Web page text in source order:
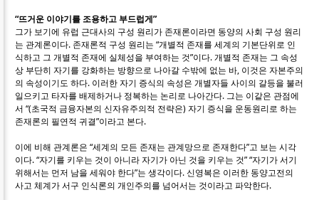
“뜨거운 이야기를 조용하고 부드럽게”
그가 보기에 유럽 근대사의 구성 원리가 존재론이라면 동양의 사회 구성 원리
는 관계론이다. 존재론적 구성 원리는 “개별적 존재를 세계의 기본단위로 인
식하고 그 개별적 존재에 실체성을 부여하는 것”이다. 개별적 존재는 그 속성
상 부단히 자기를 강화하는 방향으로 나아갈 수밖에 없는 바, 이것은 자본주의
의 속성이기도 하다. 이러한 자기 증식의 속성은 개별자들 사이의 갈등을 불러
일으키고 타자를 배제하거나 정복하는 논리로 나아간다. 그는 이같은 관점에
서 “(초국적 금융자본의 신자유주의적 전략은) 자기 증식을 운동원리로 하는
존재론의 필연적 귀결”이라고 본다.
이에 비해 관계론은 “세계의 모든 존재는 관계망으로 존재한다”고 보는 시각
이다. “자기를 키우는 것이 아니라 자기가 아닌 것을 키우는 것” “자기가 서기
위해서는 먼저 남을 세워야 한다”는 생각이다. 신영복은 이러한 동양고전의
사고 체계가 서구 인식론의 개인주의를 넘어서는 것이라고 파악한다.